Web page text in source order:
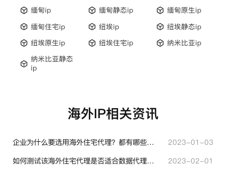
缅甸ip
缅甸静态ip
缅甸原生ip
缅甸住宅ip
纽埃ip
纽埃静态ip
纽埃原生ip
纽埃住宅ip
纳米比亚ip
纳米比亚静态
ip
海外IP相关资讯
企业为什么要选用海外住宅代理？都有哪些帮助？
2023-01-03
如何测试该海外住宅代理是否适合数据代理使用？
2023-02-01